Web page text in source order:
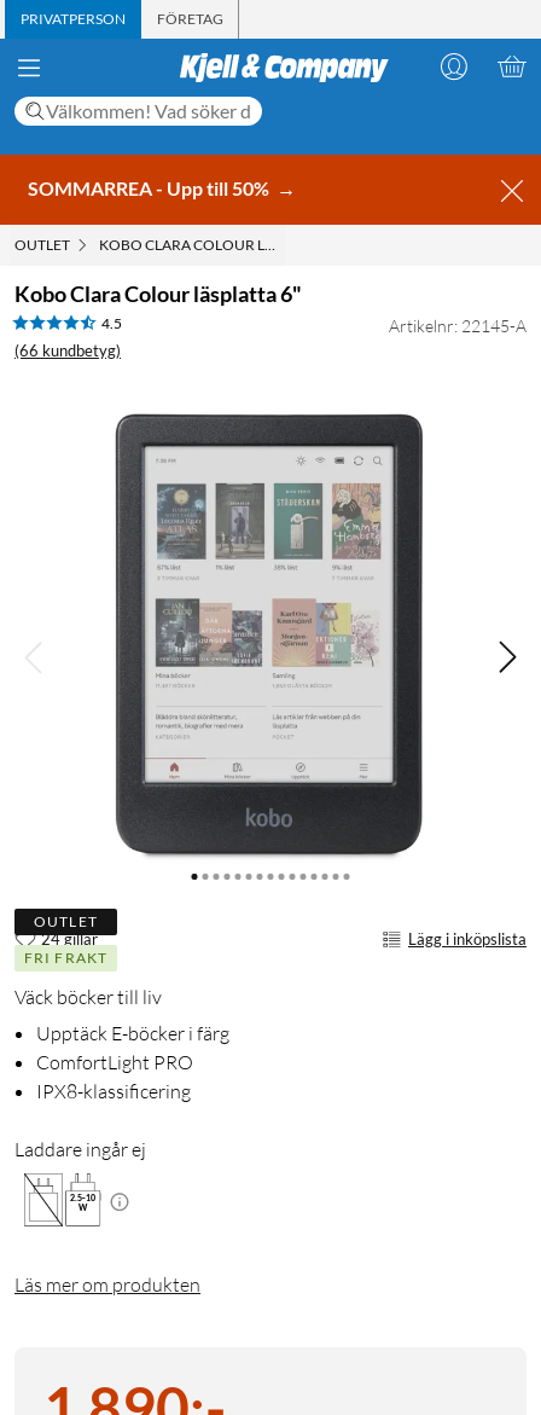
PRIVATPERSON FÖRETAG
SOMMARREA - Upp till 50% →
OUTLET KOBO CLARA COLOUR LÄSPLATTA 6"
Kobo Clara Colour läsplatta 6"
4.5
(66 kundbetyg)
Artikelnr: 22145-A
OUTLET
FRI FRAKT
24 gillar Lägg i inköpslista
Väck böcker till liv
Upptäck E-böcker i färg
ComfortLight PRO
IPX8-klassificering
Laddare ingår ej
2.5-10
W
Läs mer om produkten